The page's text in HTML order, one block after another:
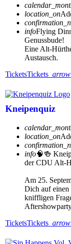
location_on
infoFlying
Genussbude!
Eine Alt-
Austausch.
TicketsTickets
Kneipenquiz
location_on
info🧠🍻
der CDU Alt-
Am 25.
Dich auf einen
kniffligen
TicketsTickets